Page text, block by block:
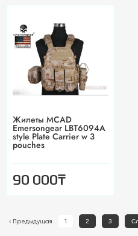
Жилеты MCAD
Emersongear LBT6094A
style Plate Carrier w 3
pouches
90 000₸
‹ Предыдущая 1 2 3